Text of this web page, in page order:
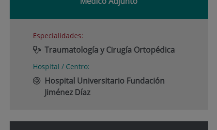
Especialidades:
Traumatología y Cirugía Ortopédica
Hospital / Centro:
Hospital Universitario Fundación
Jiménez Díaz